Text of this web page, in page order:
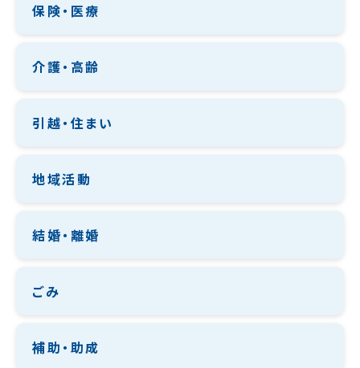
保険・医療
介護・高齢
引越・住まい
地域活動
結婚・離婚
ごみ
補助・助成